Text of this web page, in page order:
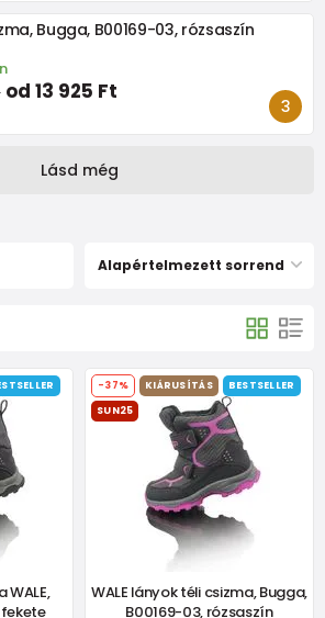
Bugga, B00169-03, rózsaszín
od 13 925 Ft
Lásd még
Alapértelmezett sorrend
WALE,
fekete
-37% KIÁRUSÍTÁS
BESTSELLER
SUN25
WALE lányok téli csizma, Bugga,
B00169-03, rózsaszín